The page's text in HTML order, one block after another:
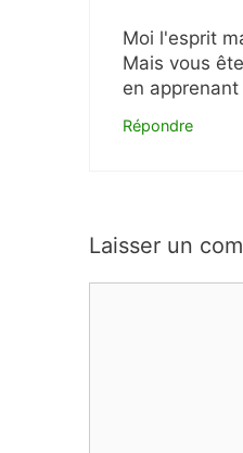
Moi l'esprit
Mais vous
en
Répondre
Laisser un